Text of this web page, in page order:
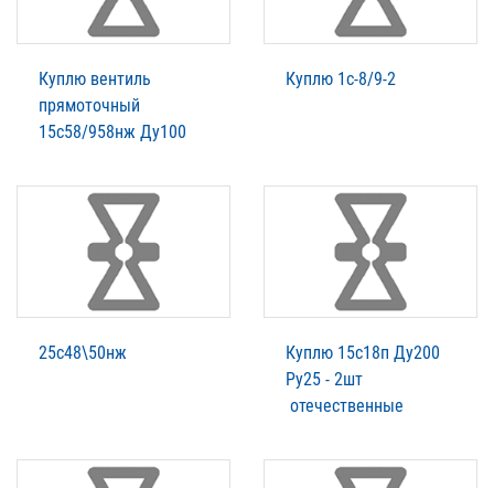
Куплю вентиль
прямоточный
15с58/958нж Ду100
Куплю 1с-8/9-2
25с48\50нж
Куплю 15с18п Ду200
Ру25 - 2шт
отечественные